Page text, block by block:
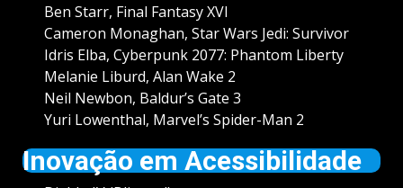
Ben Starr, Final Fantasy XVI
Cameron Monaghan, Star Wars Jedi: Survivor
Idris Elba, Cyberpunk 2077: Phantom Liberty
Melanie Liburd, Alan Wake 2
Neil Newbon, Baldur’s Gate 3
Yuri Lowenthal, Marvel’s Spider-Man 2
Inovação em Acessibilidade